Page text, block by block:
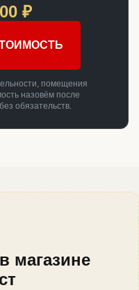
₽
помещения
назовём после
обязательств.
магазине